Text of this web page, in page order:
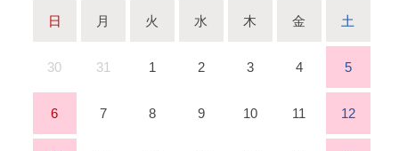
日 月 火 水 木 金 土
30 31 1 2 3 4 5
6 7 8 9 10 11 12